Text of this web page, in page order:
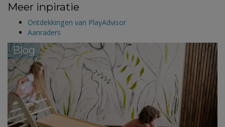
Meer inpiratie
Ontdekkingen van PlayAdvisor
Aanraders
Blog